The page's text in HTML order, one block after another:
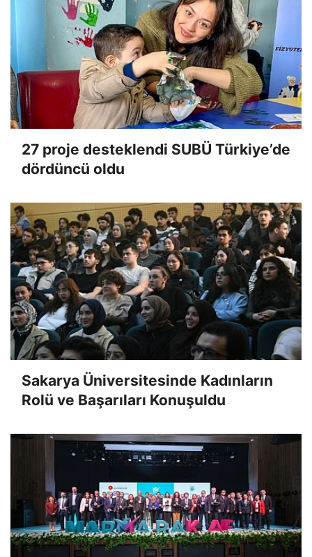
27 proje desteklendi SUBÜ Türkiye’de
dördüncü oldu
Sakarya Üniversitesinde Kadınların
Rolü ve Başarıları Konuşuldu